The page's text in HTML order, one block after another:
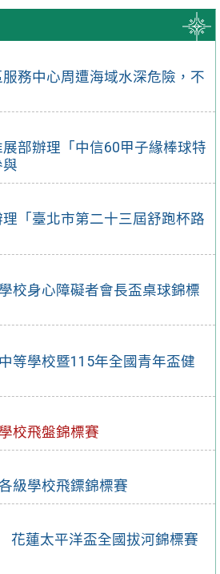
務中心周遭海域水深危險，不
部辦理「中信60甲子緣棒球特
「臺北市第二十三屆舒跑杯路
校身心障礙者會長盃桌球錦標
等學校暨115年全國青年盃健
校飛盤錦標賽
級學校飛鏢錦標賽
花蓮太平洋盃全國拔河錦標賽